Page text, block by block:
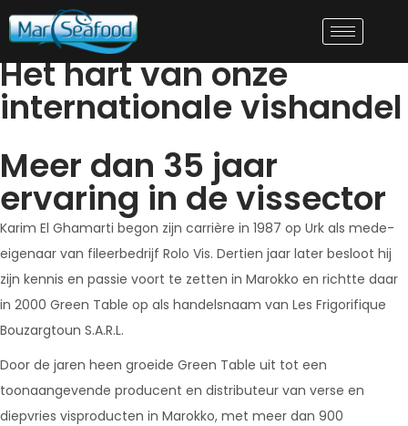
Mar Seafood B.V. – Urk
Het hart van onze
internationale vishandel
Meer dan 35 jaar
ervaring in de vissector
Karim El Ghamarti begon zijn carrière in 1987 op Urk als mede-
eigenaar van fileerbedrijf Rolo Vis. Dertien jaar later besloot hij
zijn kennis en passie voort te zetten in Marokko en richtte daar
in 2000 Green Table op als handelsnaam van Les Frigorifique
Bouzargtoun S.A.R.L.
Door de jaren heen groeide Green Table uit tot een
toonaangevende producent en distributeur van verse en
diepvries visproducten in Marokko, met meer dan 900